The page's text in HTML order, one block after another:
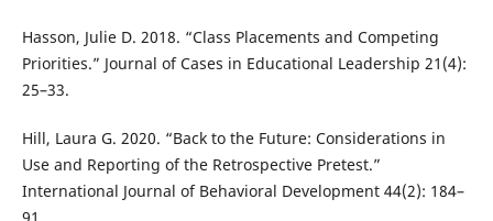
Hasson, Julie D. 2018. “Class Placements and Competing
Priorities.” Journal of Cases in Educational Leadership 21(4):
25–33.
Hill, Laura G. 2020. “Back to the Future: Considerations in
Use and Reporting of the Retrospective Pretest.”
International Journal of Behavioral Development 44(2): 184–